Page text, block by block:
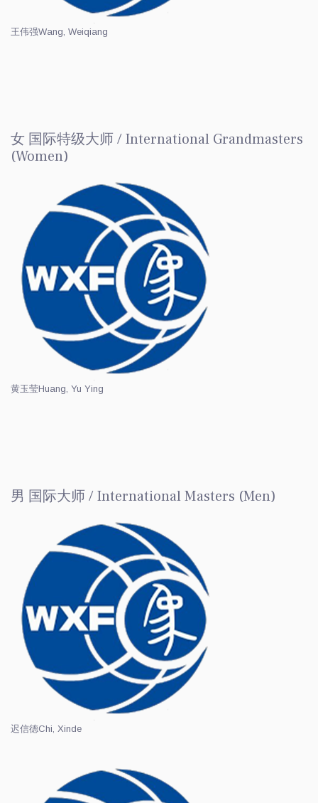
王伟强Wang, Weiqiang
女 国际特级大师 / International Grandmasters
(Women)
黄玉莹Huang, Yu Ying
男 国际大师 / International Masters (Men)
迟信德Chi, Xinde